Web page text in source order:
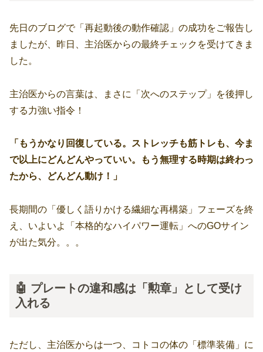
先日のブログで「再起動後の動作確認」の成功をご報告し
ましたが、昨日、主治医からの最終チェックを受けてきま
した。
主治医からの言葉は、まさに「次へのステップ」を後押し
する力強い指令！
「もうかなり回復している。ストレッチも筋トレも、今ま
で以上にどんどんやっていい。もう無理する時期は終わっ
たから、どんどん動け！」
長期間の「優しく語りかける繊細な再構築」フェーズを終
え、いよいよ「本格的なハイパワー運転」へのGOサイン
が出た気分。。。
🤖 プレートの違和感は「勲章」として受け
入れる
ただし、主治医からは一つ、コトコの体の「標準装備」に